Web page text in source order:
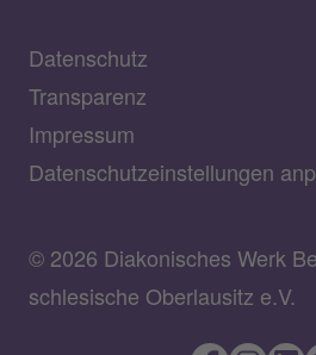
Datenschutz
Transparenz
Impressum
Datenschutzeinstellungen
© 2026 Diakonisches Werk
schlesische Oberlausitz e.V.